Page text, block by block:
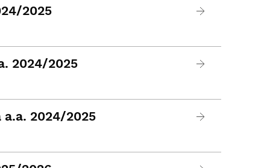
2025
2024/2025
2024/2025